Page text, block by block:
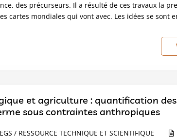
des précurseurs. Il a résulté de ces travaux la
cartes mondiales qui vont avec. Les idées se sont
et agriculture : quantification
sous contraintes anthropiques
/ RESSOURCE TECHNIQUE ET SCIENTIFIQUE